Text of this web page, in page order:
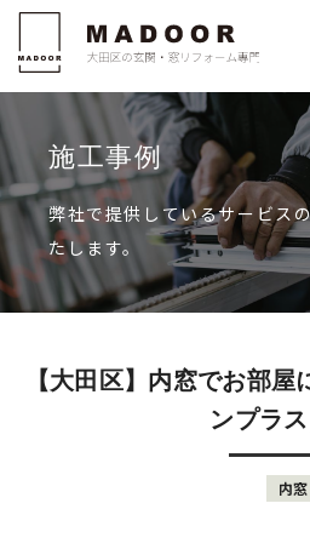
施工事例
弊社で提供しているサービス
たします。
【大田区】内窓でお部
ンプラス
内